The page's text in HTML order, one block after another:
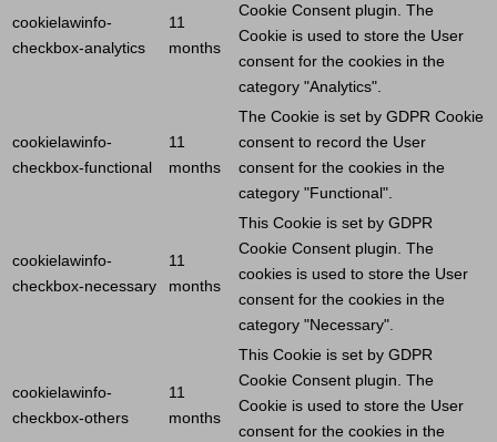
cookielawinfo-
checkbox-analytics
11
months
Cookie Consent plugin. The
Cookie is used to store the User
consent for the cookies in the
category "Analytics".
cookielawinfo-
checkbox-functional
11
months
The Cookie is set by GDPR Cookie
consent to record the User
consent for the cookies in the
category "Functional".
cookielawinfo-
checkbox-necessary
11
months
This Cookie is set by GDPR
Cookie Consent plugin. The
cookies is used to store the User
consent for the cookies in the
category "Necessary".
cookielawinfo-
checkbox-others
11
months
This Cookie is set by GDPR
Cookie Consent plugin. The
Cookie is used to store the User
consent for the cookies in the